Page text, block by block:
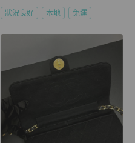
狀況良好 本地 免運